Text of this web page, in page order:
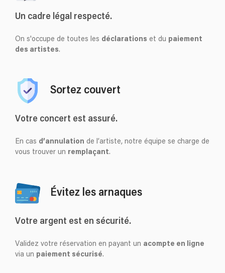
Un cadre légal respecté.
On s'occupe de toutes les déclarations et du paiement
des artistes.
Sortez couvert
Votre concert est assuré.
En cas d’annulation de l’artiste, notre équipe se charge de
vous trouver un remplaçant.
Évitez les arnaques
Votre argent est en sécurité.
Validez votre réservation en payant un acompte en ligne
via un paiement sécurisé.